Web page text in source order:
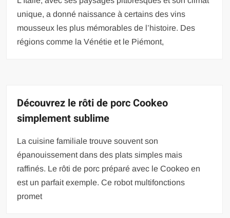
unique, a donné naissance à certains des vins
mousseux les plus mémorables de l’histoire. Des
régions comme la Vénétie et le Piémont,
Découvrez le rôti de porc Cookeo
simplement sublime
La cuisine familiale trouve souvent son
épanouissement dans des plats simples mais
raffinés. Le rôti de porc préparé avec le Cookeo en
est un parfait exemple. Ce robot multifonctions
promet